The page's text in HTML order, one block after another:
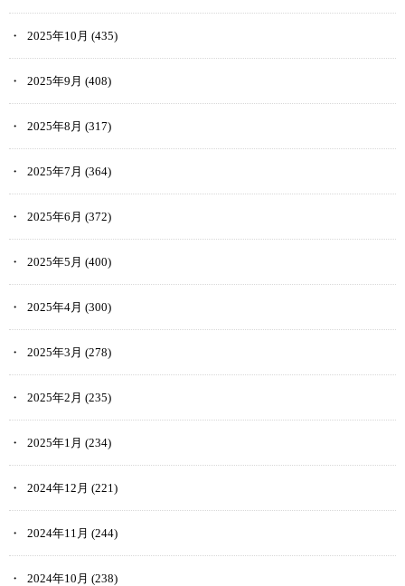
2025年10月 (435)
2025年9月 (408)
2025年8月 (317)
2025年7月 (364)
2025年6月 (372)
2025年5月 (400)
2025年4月 (300)
2025年3月 (278)
2025年2月 (235)
2025年1月 (234)
2024年12月 (221)
2024年11月 (244)
2024年10月 (238)